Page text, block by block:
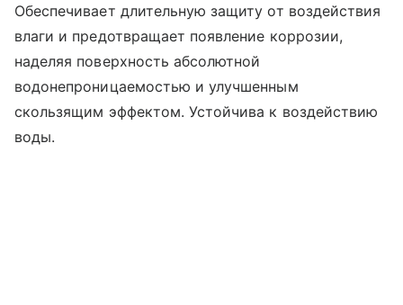
Обеспечивает длительную защиту от воздействия
влаги и предотвращает появление коррозии,
наделяя поверхность абсолютной
водонепроницаемостью и улучшенным
скользящим эффектом. Устойчива к воздействию
воды.